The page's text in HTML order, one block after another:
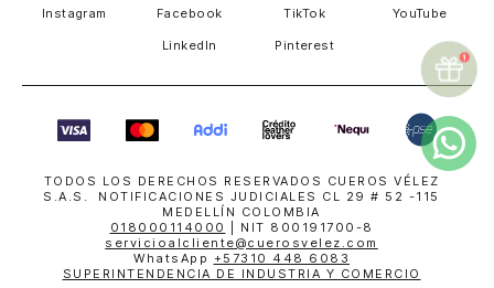
Instagram Facebook TikTok YouTube
LinkedIn Pinterest
TODOS LOS DERECHOS RESERVADOS CUEROS VÉLEZ
S.A.S. NOTIFICACIONES JUDICIALES CL 29 # 52 -115
MEDELLÍN COLOMBIA
018000114000
| NIT 800191700-8
servicioalcliente@cuerosvelez.com
WhatsApp +57310 448 6083
SUPERINTENDENCIA DE INDUSTRIA Y COMERCIO